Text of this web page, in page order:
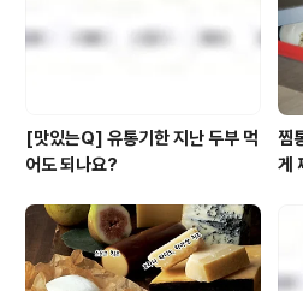
마늘, 양파를 볶는다 3. ②에 '올바른 섭산적'을
가..
[맛있는Q] 유통기한 지난 두부 먹
어도 되나요?
찜
게